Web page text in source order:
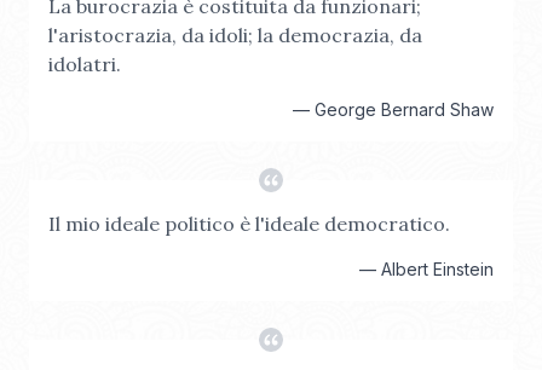
La burocrazia è costituita da funzionari;
l'aristocrazia, da idoli; la democrazia, da
idolatri.
— George Bernard Shaw
Il mio ideale politico è l'ideale democratico.
— Albert Einstein